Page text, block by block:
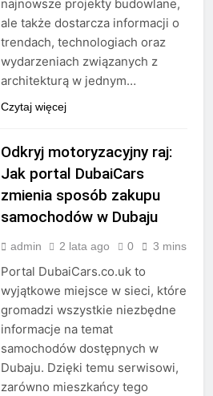
najnowsze projekty budowlane,
ale także dostarcza informacji o
trendach, technologiach oraz
wydarzeniach związanych z
architekturą w jednym…
Czytaj więcej
Odkryj motoryzacyjny raj:
Jak portal DubaiCars
zmienia sposób zakupu
samochodów w Dubaju
admin 2 lata ago 0 3 mins
Portal DubaiCars.co.uk to
wyjątkowe miejsce w sieci, które
gromadzi wszystkie niezbędne
informacje na temat
samochodów dostępnych w
Dubaju. Dzięki temu serwisowi,
zarówno mieszkańcy tego